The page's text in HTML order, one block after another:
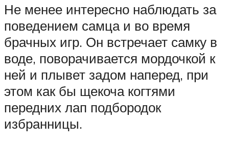
Не менее интересно наблюдать за
поведением самца и во время
брачных игр. Он встречает самку в
воде, поворачивается мордочкой к
ней и плывет задом наперед, при
этом как бы щекоча когтями
передних лап подбородок
избранницы.